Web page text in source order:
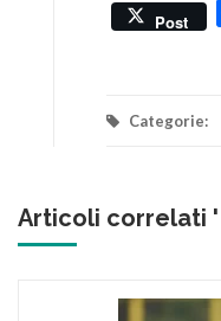
Post
Categorie:
Articoli correlati '